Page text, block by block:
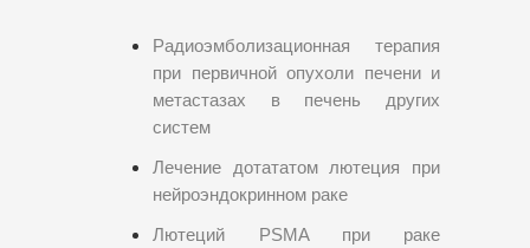
Радиоэмболизационная терапия
при первичной опухоли печени и
метастазах в печень других
систем
Лечение дотататом лютеция при
нейроэндокринном раке
Лютеций PSMA при раке